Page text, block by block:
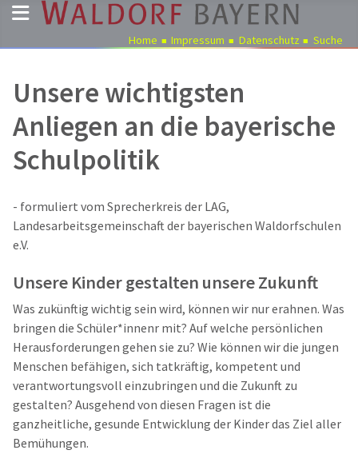
uns
Kindergärten
Ausbildung
Aktuelles
Termine
Home Impressum Datenschutz Suche
Unsere wichtigsten
Anliegen an die bayerische
Schulpolitik
- formuliert vom Sprecherkreis der LAG,
Landesarbeitsgemeinschaft der bayerischen Waldorfschulen
e.V.
Unsere Kinder gestalten unsere Zukunft
Was zukünftig wichtig sein wird, können wir nur erahnen. Was
bringen die Schüler*innenr mit? Auf welche persönlichen
Herausforderungen gehen sie zu? Wie können wir die jungen
Menschen befähigen, sich tatkräftig, kompetent und
verantwortungsvoll einzubringen und die Zukunft zu
gestalten? Ausgehend von diesen Fragen ist die
ganzheitliche, gesunde Entwicklung der Kinder das Ziel aller
Bemühungen.